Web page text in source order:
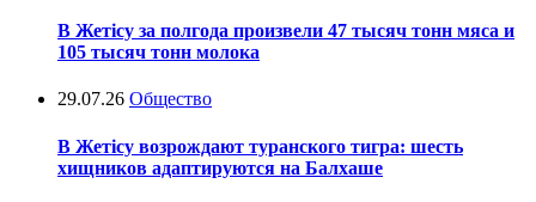
В Жетісу за полгода произвели 47 тысяч тонн мяса и
105 тысяч тонн молока
29.07.26 Общество
В Жетісу возрождают туранского тигра: шесть
хищников адаптируются на Балхаше